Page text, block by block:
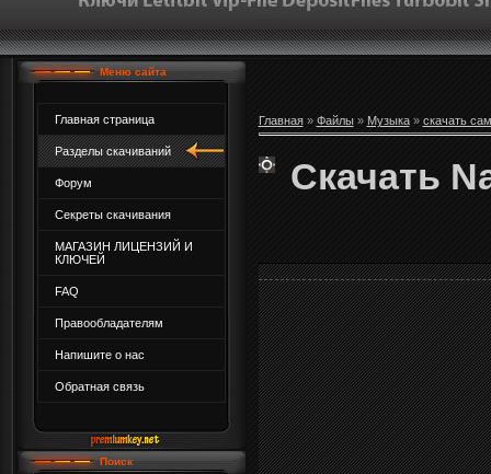
Меню сайта
Главная страница
Разделы скачиваний
Форум
Секреты скачивания
МАГАЗИН ЛИЦЕНЗИЙ И
КЛЮЧЕЙ
FAQ
Правообладателям
Напишите о нас
Обратная связь
Поиск
Главная» Файлы» Музыка» скачать
Скачать